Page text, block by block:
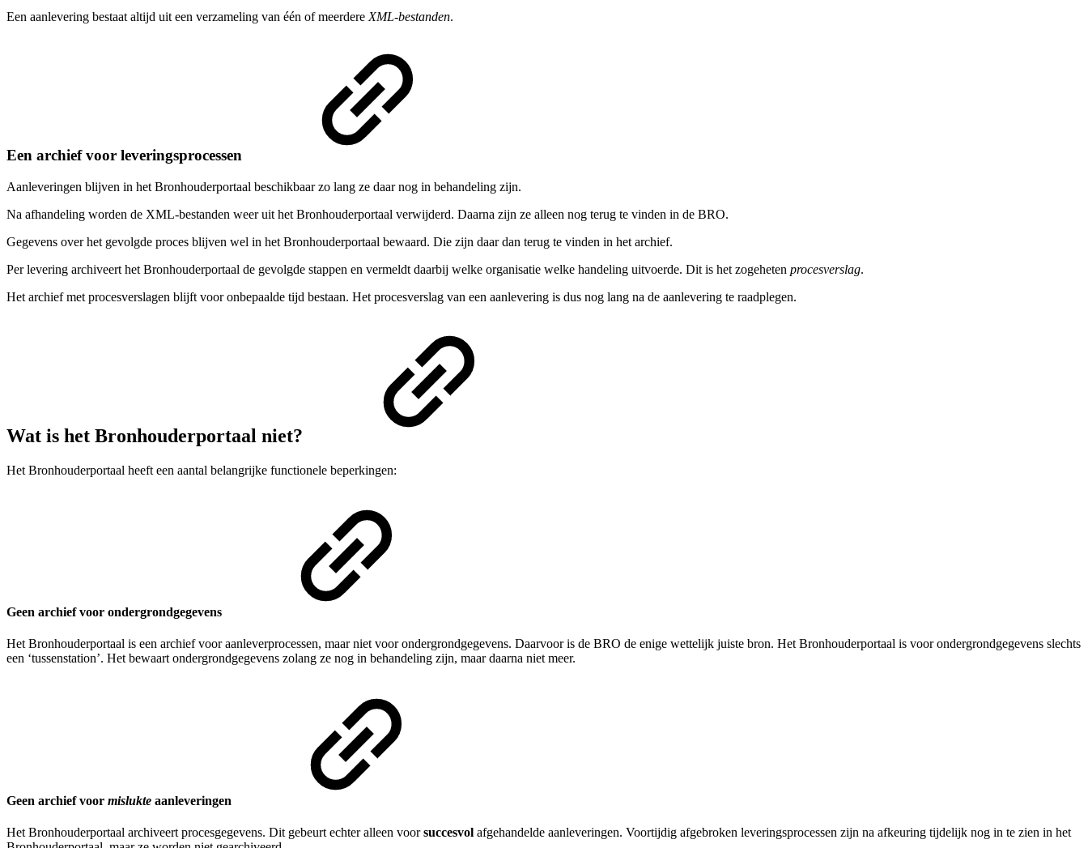
Een aanlevering bestaat altijd uit een verzameling van één of meerdere XML-bestanden.
Een archief voor leveringsprocessen
Aanleveringen blijven in het Bronhouderportaal beschikbaar zo lang ze daar nog in behandeling zijn.
Na afhandeling worden de XML-bestanden weer uit het Bronhouderportaal verwijderd. Daarna zijn ze alleen nog terug te vinden in de BRO.
Gegevens over het gevolgde proces blijven wel in het Bronhouderportaal bewaard. Die zijn daar dan terug te vinden in het archief.
Per levering archiveert het Bronhouderportaal de gevolgde stappen en vermeldt daarbij welke organisatie welke handeling uitvoerde. Dit is het zogeheten procesverslag.
Het archief met procesverslagen blijft voor onbepaalde tijd bestaan. Het procesverslag van een aanlevering is dus nog lang na de aanlevering te raadplegen.
Wat is het Bronhouderportaal niet?
Het Bronhouderportaal heeft een aantal belangrijke functionele beperkingen:
Geen archief voor ondergrondgegevens
Het Bronhouderportaal is een archief voor aanleverprocessen, maar niet voor ondergrondgegevens. Daarvoor is de BRO de enige wettelijk juiste bron. Het Bronhouderportaal is voor ondergrondgegevens slechts
een ‘tussenstation’. Het bewaart ondergrondgegevens zolang ze nog in behandeling zijn, maar daarna niet meer.
Geen archief voor mislukte aanleveringen
Het Bronhouderportaal archiveert procesgegevens. Dit gebeurt echter alleen voorsuccesvol afgehandelde aanleveringen. Voortijdig afgebroken leveringsprocessen zijn na afkeuring tijdelijk nog in te zien in het